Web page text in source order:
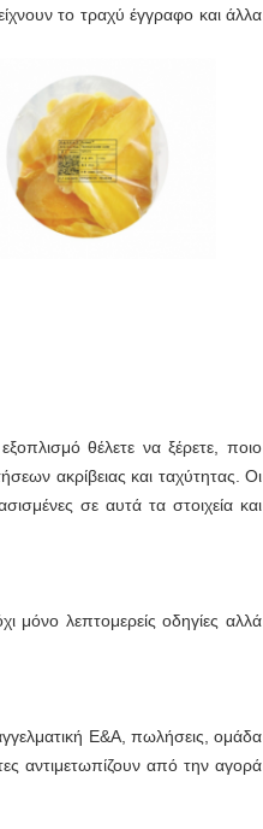
το τραχύ έγγραφο και άλλα
θέλετε να ξέρετε, ποιο
ακρίβειας και ταχύτητας. Οι
σε αυτά τα στοιχεία και
μόνο λεπτομερείς οδηγίες αλλά
Ε&Α, πωλήσεις, ομάδα
αντιμετωπίζουν από την αγορά